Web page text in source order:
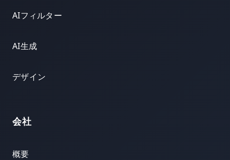
AIフィルター
AI生成
デザイン
会社
概要